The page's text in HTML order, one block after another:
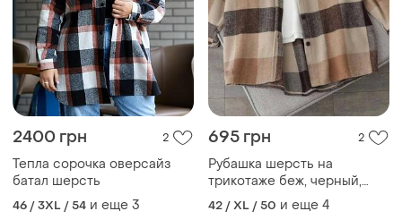
2400 грн 2
Тепла сорочка оверсайз
батал шерсть
46 / 3XL / 54 и еще 3
695 грн 2
Рубашка шерсть на
трикотаже беж, черный,
синий
42 / XL / 50 и еще 4